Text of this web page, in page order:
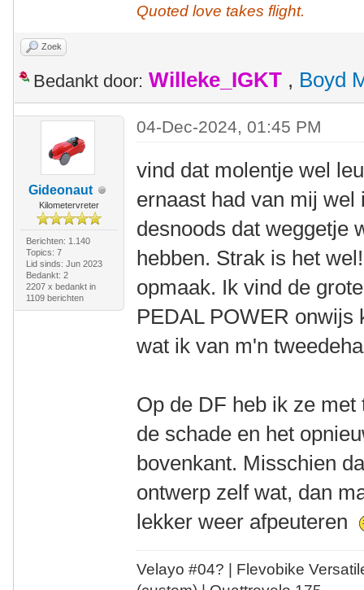
Quoted love takes flight.
Zoek
Bedankt door: Willeke_IGKT , Boyd
Gideonaut
Kilometervreter
Berichten: 1.140
Topics: 7
Lid sinds: Jun 2023
Bedankt: 2
2207 x bedankt in
1109 berichten
04-Dec-2024, 01:45 PM
vind dat molentje wel
ernaast had van mij
desnoods dat weggetje
hebben. Strak is het
opmaak. Ik vind de
PEDAL POWER onwijs
wat ik van m'n
Op de DF heb ik ze
de schade en het
bovenkant. Misschien
ontwerp zelf wat, dan
lekker weer afpeuteren
Velayo #04? | Flevobike